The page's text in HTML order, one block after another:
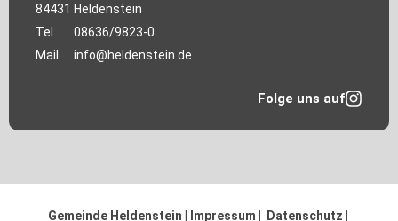
84431 Heldenstein
Tel.
08636/9823-0
Mail
info@heldenstein.de
Folge uns auf
Gemeinde Heldenstein | Impressum Datenschutz